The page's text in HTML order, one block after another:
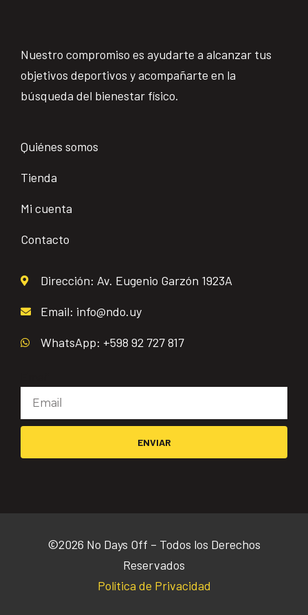
Nuestro compromiso es ayudarte a alcanzar tus
objetivos deportivos y acompañarte en la
búsqueda del bienestar físico.
Quiénes somos
Tienda
Mi cuenta
Contacto
Dirección: Av. Eugenio Garzón 1923A
Email: info@ndo.uy
WhatsApp: +598 92 727 817
ENVIAR
©2026 No Days Off – Todos los Derechos
Reservados
Política de Privacidad